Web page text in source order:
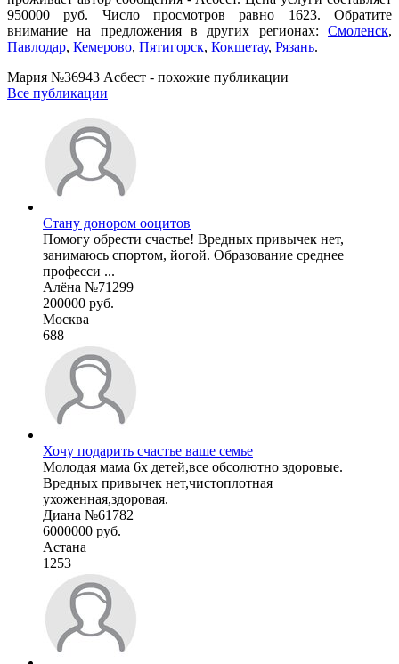
950000 руб. Число просмотров равно 1623. Обратите
внимание на предложения в других регионах: Смоленск,
Павлодар, Кемерово, Пятигорск, Кокшетау, Рязань.
Мария №36943 Асбест - похожие публикации
Все публикации
Стану донором ооцитов
Помогу обрести счастье! Вредных привычек нет,
занимаюсь спортом, йогой. Образование среднее
професси ...
Алёна №71299
200000 руб.
Москва
688
Хочу подарить счастье ваше семье
Молодая мама 6х детей,все обсолютно здоровые.
Вредных привычек нет,чистоплотная
ухоженная,здоровая.
Диана №61782
6000000 руб.
Астана
1253